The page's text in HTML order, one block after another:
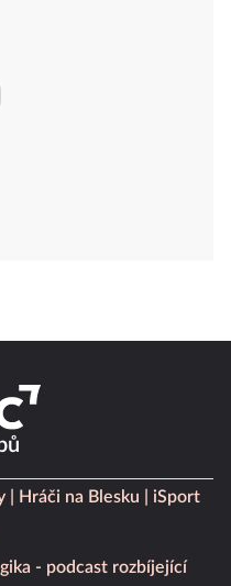
Hráči na Blesku
iSport
- podcast rozbíjející